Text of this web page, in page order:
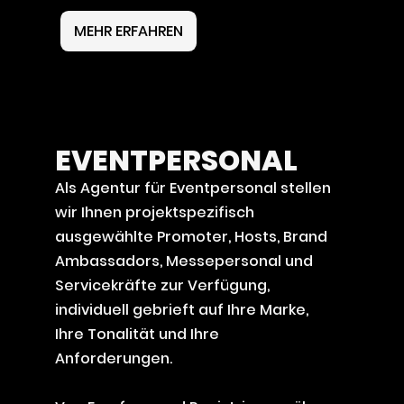
MEHR ERFAHREN
EVENTPERSONAL
Als Agentur für Eventpersonal stellen
wir Ihnen projektspezifisch
ausgewählte Promoter, Hosts, Brand
Ambassadors, Messepersonal und
Servicekräfte zur Verfügung,
individuell gebrieft auf Ihre Marke,
Ihre Tonalität und Ihre
Anforderungen.